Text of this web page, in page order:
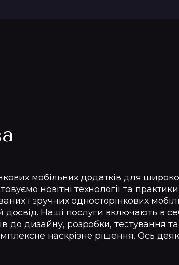
мобільних додатків для
новітні технології та
і зручних односторінкових
Наші послуги включають в
до дизайну, розробки, тестування
наскрізне рішення. Ось